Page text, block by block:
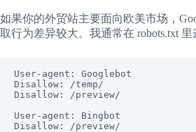
如果你的外贸站主要面向欧美市场，
取行为差异较大。我通常在 robots.txt 里
User-agent: Googlebot
Disallow: /temp/
Disallow: /preview/
User-agent: Bingbot
Disallow: /preview/